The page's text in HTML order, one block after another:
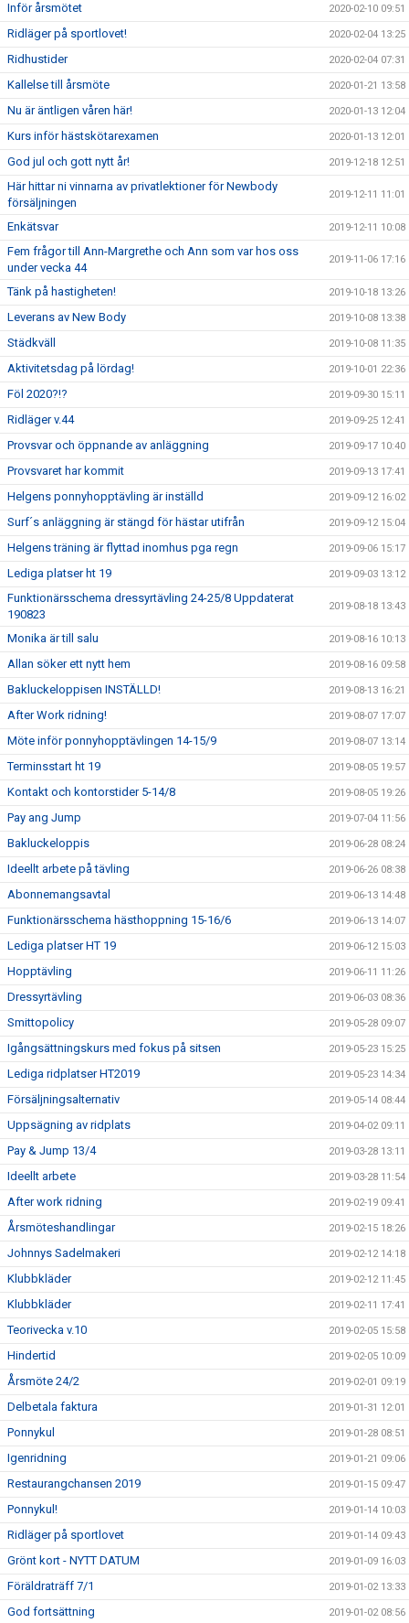
Inför årsmötet 2020-02-10 09:51
Ridläger på sportlovet! 2020-02-04 13:25
Ridhustider 2020-02-04 07:31
Kallelse till årsmöte 2020-01-21 13:58
Nu är äntligen våren här! 2020-01-13 12:04
Kurs inför hästskötarexamen 2020-01-13 12:01
God jul och gott nytt år! 2019-12-18 12:51
Här hittar ni vinnarna av privatlektioner för Newbody
försäljningen
2019-12-11 11:01
Enkätsvar 2019-12-11 10:08
Fem frågor till Ann-Margrethe och Ann som var hos oss
under vecka 44
2019-11-06 17:16
Tänk på hastigheten! 2019-10-18 13:26
Leverans av New Body 2019-10-08 13:38
Städkväll 2019-10-08 11:35
Aktivitetsdag på lördag! 2019-10-01 22:36
Föl 2020?!? 2019-09-30 15:11
Ridläger v.44 2019-09-25 12:41
Provsvar och öppnande av anläggning 2019-09-17 10:40
Provsvaret har kommit 2019-09-13 17:41
Helgens ponnyhopptävling är inställd 2019-09-12 16:02
Surf´s anläggning är stängd för hästar utifrån 2019-09-12 15:04
Helgens träning är flyttad inomhus pga regn 2019-09-06 15:17
Lediga platser ht 19 2019-09-03 13:12
Funktionärsschema dressyrtävling 24-25/8 Uppdaterat
190823
2019-08-18 13:43
Monika är till salu 2019-08-16 10:13
Allan söker ett nytt hem 2019-08-16 09:58
Bakluckeloppisen INSTÄLLD! 2019-08-13 16:21
After Work ridning! 2019-08-07 17:07
Möte inför ponnyhopptävlingen 14-15/9 2019-08-07 13:14
Terminsstart ht 19 2019-08-05 19:57
Kontakt och kontorstider 5-14/8 2019-08-05 19:26
Pay ang Jump 2019-07-04 11:56
Bakluckeloppis 2019-06-28 08:24
Ideellt arbete på tävling 2019-06-26 08:38
Abonnemangsavtal 2019-06-13 14:48
Funktionärsschema hästhoppning 15-16/6 2019-06-13 14:07
Lediga platser HT 19 2019-06-12 15:03
Hopptävling 2019-06-11 11:26
Dressyrtävling 2019-06-03 08:36
Smittopolicy 2019-05-28 09:07
Igångsättningskurs med fokus på sitsen 2019-05-23 15:25
Lediga ridplatser HT2019 2019-05-23 14:34
Försäljningsalternativ 2019-05-14 08:44
Uppsägning av ridplats 2019-04-02 09:11
Pay & Jump 13/4 2019-03-28 13:11
Ideellt arbete 2019-03-28 11:54
After work ridning 2019-02-19 09:41
Årsmöteshandlingar 2019-02-15 18:26
Johnnys Sadelmakeri 2019-02-12 14:18
Klubbkläder 2019-02-12 11:45
Klubbkläder 2019-02-11 17:41
Teorivecka v.10 2019-02-05 15:58
Hindertid 2019-02-05 10:09
Årsmöte 24/2 2019-02-01 09:19
Delbetala faktura 2019-01-31 12:01
Ponnykul 2019-01-28 08:51
Igenridning 2019-01-21 09:06
Restaurangchansen 2019 2019-01-15 09:47
Ponnykul! 2019-01-14 10:03
Ridläger på sportlovet 2019-01-14 09:43
Grönt kort - NYTT DATUM 2019-01-09 16:03
Föräldraträff 7/1 2019-01-02 13:33
God fortsättning 2019-01-02 08:56